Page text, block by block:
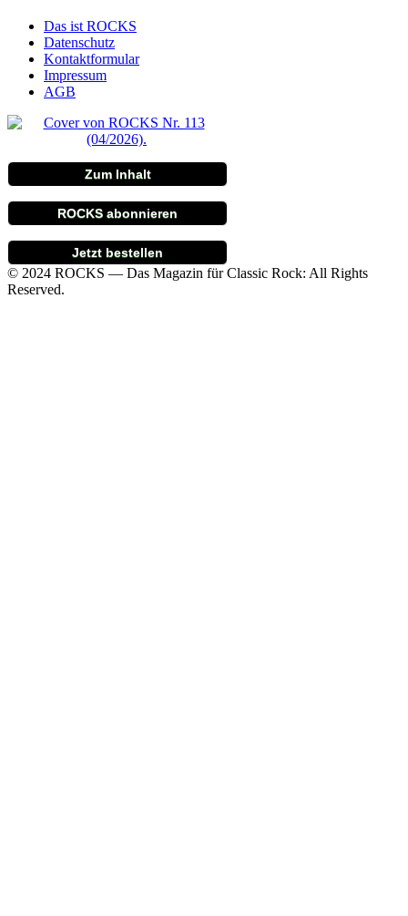
Das ist ROCKS
Datenschutz
Kontaktformular
Impressum
AGB
Zum Inhalt
ROCKS abonnieren
Jetzt bestellen
© 2024 ROCKS — Das Magazin für Classic Rock: All Rights
Reserved.